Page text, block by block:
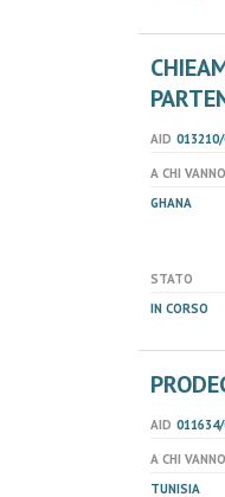
AID
A CHI
GHANA
STATO
IN CORSO
AID
A CHI
TUNISIA